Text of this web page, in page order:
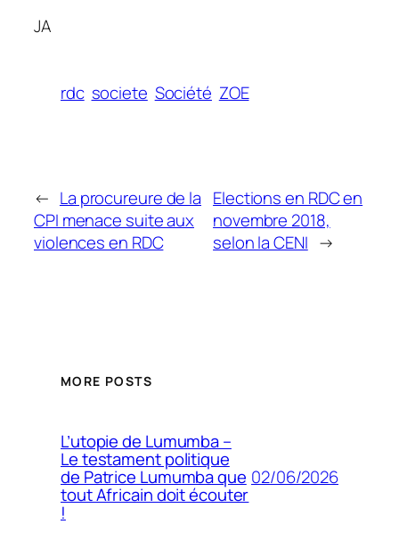
JA
rdc societe Société ZOE
← La procureure de la
CPI menace suite aux
violences en RDC
Elections en RDC en
novembre 2018,
selon la CENI →
MORE POSTS
L’utopie de Lumumba –
Le testament politique
de Patrice Lumumba que
tout Africain doit écouter
!
02/06/2026